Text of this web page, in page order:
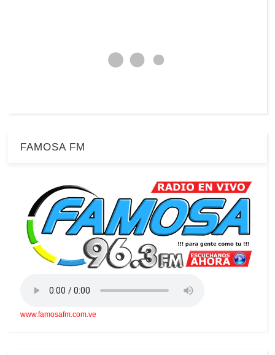
FAMOSA FM
www.famosafm.com.ve